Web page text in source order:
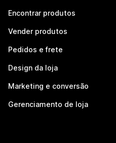
Encontrar produtos
Vender produtos
Pedidos e frete
Design da loja
Marketing e conversão
Gerenciamento de loja